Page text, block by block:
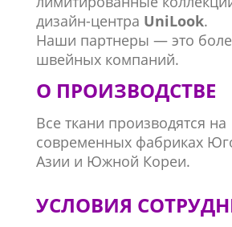
дизайн-центра UniLook.
Наши партнеры — это
швейных компаний.
О ПРОИЗВОДСТВЕ
Все ткани производятся на
современных фабриках
Азии и Южной Кореи.
УСЛОВИЯ